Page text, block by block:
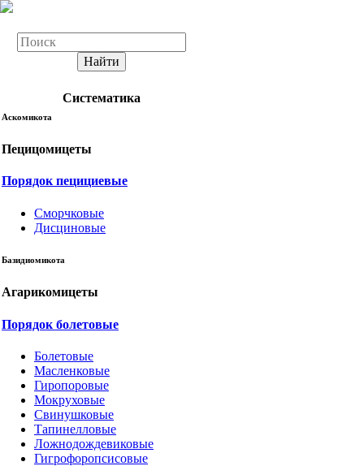
Найти
Систематика
Аскомикота
Пецицомицеты
Порядок пецициевые
Сморчковые
Дисциновые
Базидиомикота
Агарикомицеты
Порядок болетовые
Болетовые
Масленковые
Гиропоровые
Мокруховые
Свинушковые
Тапинелловые
Ложнодождевиковые
Гигрофоропсисовые